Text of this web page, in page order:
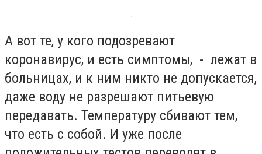
А вот те, у кого подозревают
коронавирус, и есть симптомы, - лежат в
больницах, и к ним никто не допускается,
даже воду не разрешают питьевую
передавать. Температуру сбивают тем,
что есть с собой. И уже после